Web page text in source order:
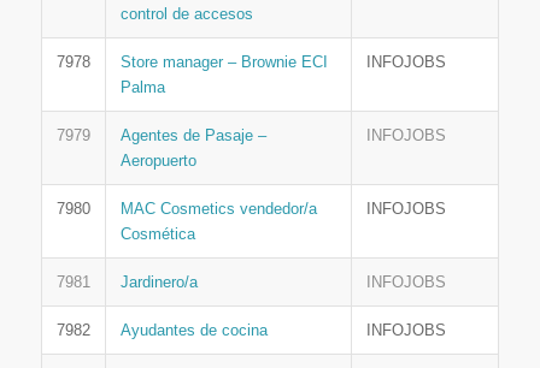
control de accesos
7978
Store manager – Brownie ECI
Palma
INFOJOBS
7979
Agentes de Pasaje –
Aeropuerto
INFOJOBS
7980
MAC Cosmetics vendedor/a
Cosmética
INFOJOBS
7981 Jardinero/a INFOJOBS
7982 Ayudantes de cocina INFOJOBS